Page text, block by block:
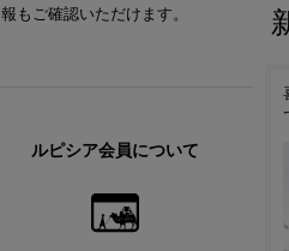
報もご確認いただけます。
ルピシア会員について